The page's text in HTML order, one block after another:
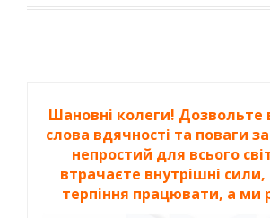
Шановні колеги! Дозвольте
слова вдячності та поваги
непростий для всього
втрачаєте внутрішні
терпіння працювати, а ми